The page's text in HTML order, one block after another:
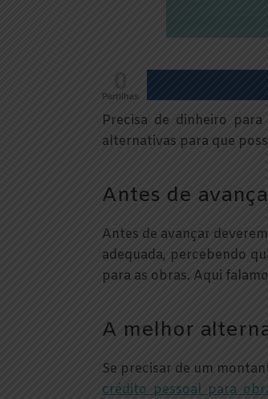
Partilhas
Precisa de dinheiro
alternativas para que
Antes de
Antes de avançar
adequada, percebendo
para as obras. Aqui
A melhor
Se precisar de um
crédito pessoal para